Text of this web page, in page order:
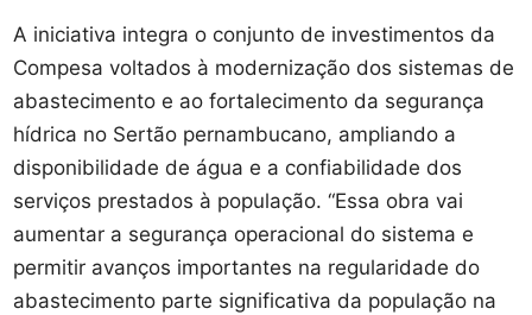
A iniciativa integra o conjunto de investimentos da
Compesa voltados à modernização dos sistemas de
abastecimento e ao fortalecimento da segurança
hídrica no Sertão pernambucano, ampliando a
disponibilidade de água e a confiabilidade dos
serviços prestados à população. “Essa obra vai
aumentar a segurança operacional do sistema e
permitir avanços importantes na regularidade do
abastecimento parte significativa da população na